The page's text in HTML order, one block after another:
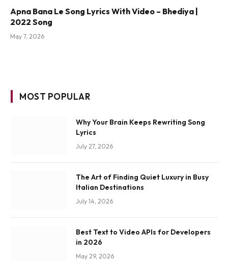
Apna Bana Le Song Lyrics With Video – Bhediya |
2022 Song
May 7, 2026
MOST POPULAR
Why Your Brain Keeps Rewriting Song
Lyrics
July 27, 2026
The Art of Finding Quiet Luxury in Busy
Italian Destinations
July 14, 2026
Best Text to Video APIs for Developers
in 2026
May 29, 2026